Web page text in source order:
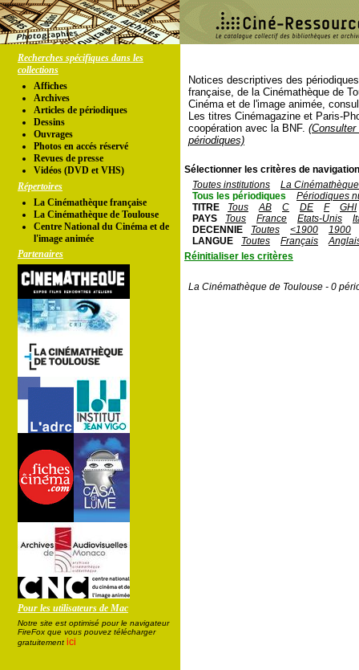
Recherches spécifiques dans les
collections
Affiches
Archives
Articles de périodiques
Dessins
Ouvrages
Photos en accés réservé
Revues de presse
Vidéos (DVD et VHS)
Répertoires
La Cinémathèque française
La Cinémathèque de Toulouse
Centre National du Cinéma et de
l'image animée
Partenaires
Pour les utilisateurs de Mac
Notre site est optimisé pour le navigateur
FireFox que vous pouvez télécharger
gratuitement ici
Notices descriptives des
française, de la Cinémathèque de
Cinéma et de l'image animée,
Les titres Cinémagazine et Paris-
coopération avec la BNF.
périodiques)
Sélectionner les critères de
Toutes institutions
La
Tous les périodiques
Périodiques
TITRE
Tous AB C DE F
GHI
PAYS
Tous France Etats-Unis
DECENNIE
Toutes <1900
1900
LANGUE
Toutes Français
Réinitialiser les critères
La Cinémathèque de Toulouse - 0